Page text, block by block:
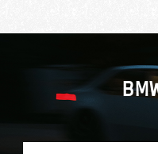
れしいことも多々
えてくれました。
ョンのとり方や電
プレイングを中心
を受講することで
が切れたと思いま
めて対応させてい
整備履歴などをあ
「前に修理された
ですか？」など会
接客でどうアプロ
ランドです。クル
いそうな男性のベ
のほうが気軽に相
たくさんいます。
際には、女性でな
ると思うので、